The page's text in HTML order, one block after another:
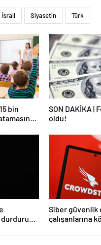
İsrail Siyasetin Türk
bin
SON DAKİKA |
oldu!
durdurun’
Siber güvenlik
çalışanlarına